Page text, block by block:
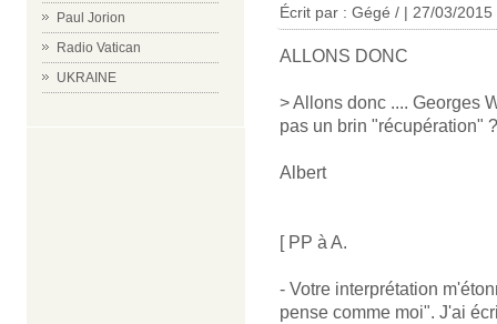
Paul Jorion
Radio Vatican
UKRAINE
Écrit par : Gégé / | 27/03/2015
ALLONS DONC
> Allons donc .... Georges
pas un brin "récupération" ?
Albert
[ PP à A.
- Votre interprétation
pense comme moi". J'ai